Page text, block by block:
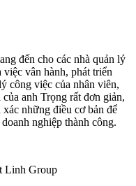
đến cho các nhà quản lý
vân hành, phát triển
công việc của nhân viên,
anh Trọng rất đơn giản,
những điều cơ bản để
nghiệp thành công.
Linh Group